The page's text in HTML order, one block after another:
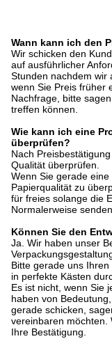
Wann kann ich den
Wir schicken den
auf ausführlicher
Stunden nachdem wir
wenn Sie Preis früher
Nachfrage, bitte
treffen können.
Wie kann ich eine
überprüfen?
Nach
Qualität überprüfen.
Wenn Sie gerade
Papierqualität zu
für freies solange die
Normalerweise
Können Sie den
Ja. Wir haben unser
Bitte gerade uns
in perfekte Kästen
Es ist nicht, wenn Sie
haben von
gerade schicken,
vereinbaren möchten.
Ihre Bestätigung.